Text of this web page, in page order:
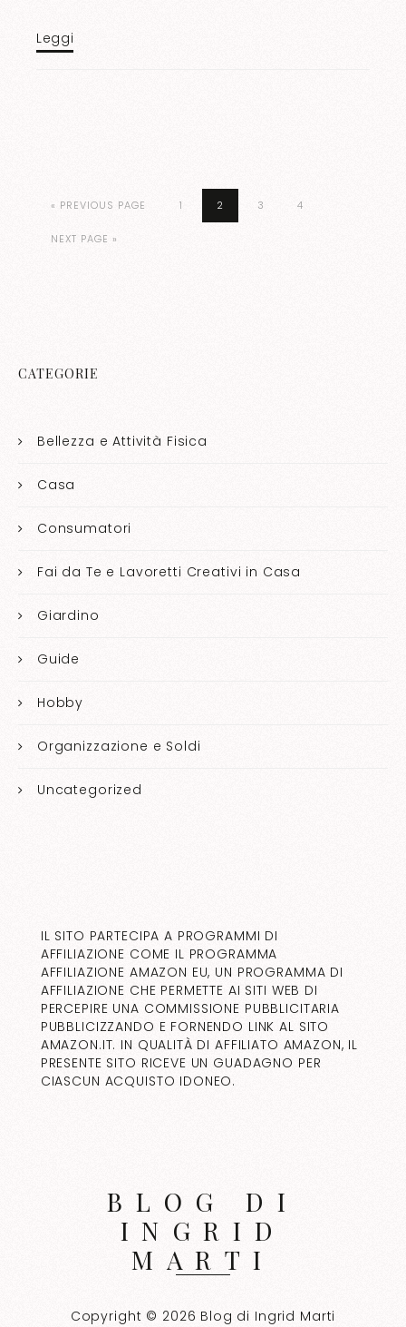
Leggi
« PREVIOUS PAGE 1 2 3 4
NEXT PAGE »
CATEGORIE
Bellezza e Attività Fisica
Casa
Consumatori
Fai da Te e Lavoretti Creativi in Casa
Giardino
Guide
Hobby
Organizzazione e Soldi
Uncategorized
IL SITO PARTECIPA A PROGRAMMI DI
AFFILIAZIONE COME IL PROGRAMMA
AFFILIAZIONE AMAZON EU, UN PROGRAMMA DI
AFFILIAZIONE CHE PERMETTE AI SITI WEB DI
PERCEPIRE UNA COMMISSIONE PUBBLICITARIA
PUBBLICIZZANDO E FORNENDO LINK AL SITO
AMAZON.IT. IN QUALITÀ DI AFFILIATO AMAZON, IL
PRESENTE SITO RICEVE UN GUADAGNO PER
CIASCUN ACQUISTO IDONEO.
BLOG DI
INGRID
MARTI
Copyright © 2026 Blog di Ingrid Marti